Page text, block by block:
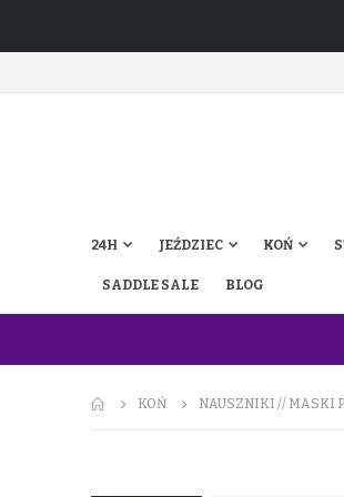
24H JEŹDZIEC KOŃ
SADDLE SALE BLOG
KOŃ NAUSZNIKI // MASKI